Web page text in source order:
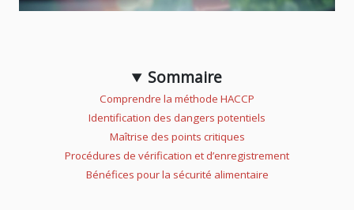
Sommaire
Comprendre la méthode HACCP
Identification des dangers potentiels
Maîtrise des points critiques
Procédures de vérification et d’enregistrement
Bénéfices pour la sécurité alimentaire